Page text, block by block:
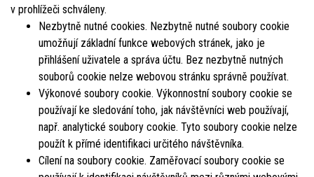
v prohlížeči schváleny.
Nezbytně nutné cookies. Nezbytně nutné soubory cookie
umožňují základní funkce webových stránek, jako je
přihlášení uživatele a správa účtu. Bez nezbytně nutných
souborů cookie nelze webovou stránku správně používat.
Výkonové soubory cookie. Výkonnostní soubory cookie se
používají ke sledování toho, jak návštěvníci web používají,
např. analytické soubory cookie. Tyto soubory cookie nelze
použít k přímé identifikaci určitého návštěvníka.
Cílení na soubory cookie. Zaměřovací soubory cookie se